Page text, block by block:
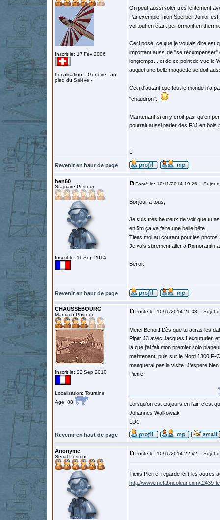
Inscrit le: 17 Fév 2006
Localisation: - Genève - au
pied du Salève -
On peut aussi voler très lentement
Par exemple, mon Sperber Junior
vol tout en étant performant en
Ceci posé, ce que je voulais dire est
important aussi de "se récompenser"
longtemps....et de ce point de vue le
auquel une belle maquette se doit
Ceci d'autant que tout le monde n'a
"chaudron"..
Maintenant si on y croit pas, qu'en
pourrait aussi parler des F3J en bois
L
Revenir en haut de page
ben60
Stagiaire Posteur
Inscrit le: 11 Sep 2014
Posté le: 10/11/2014 19:26 Sujet
Bonjour a tous,
Je suis très heureux de voir que tu
en 5m ça va faire une belle bête.
Tiens moi au courant pour les photos.
Je vais sûrement aller à Romorantin
Benoit
Revenir en haut de page
CHAUSSEBOURG
Maniaco Posteur
Inscrit le: 22 Sep 2010
Localisation: Touraine
Âge: 88
Posté le: 10/11/2014 21:33 Sujet
Merci Benoit! Dès que tu auras les
Piper J3 avec Jacques Lecouturier,
là que j'ai fait mon premier solo
maintenant, puis sur le Nord 1300 F-
manquerai pas la visite. J'espère
Pierre
Lorsqu'on est toujours en l'air, c'est
Johannes Walkowiak
LDC
Revenir en haut de page
Anonyme
Serial Posteur
Posté le: 10/11/2014 22:42 Sujet
Tiens Pierre, regarde ici ( les autres
http://www.metabricoleur.com/t2439-